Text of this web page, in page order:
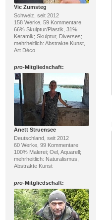
Vic Zumsteg
Schweiz, seit 2012
158 Werke, 59 Kommentare
66% Skulptur/Plastik, 31%
Keramik; Skulptur, Diverses;
mehrheitlich: Abstrakte Kunst,
Art Déco
pro-Mitgliedschaft:
Anett Struensee
Deutschland, seit 2012
60 Werke, 99 Kommentare
100% Malerei; Oel, Aquarell;
mehrheitlich: Naturalismus,
Abstrakte Kunst
pro-Mitgliedschaft: